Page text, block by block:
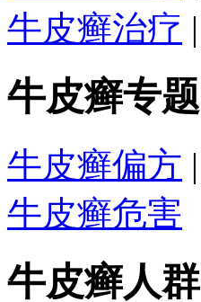
牛皮癣治疗 |
牛皮癣专题
牛皮癣偏方 |
牛皮癣危害
牛皮癣人群